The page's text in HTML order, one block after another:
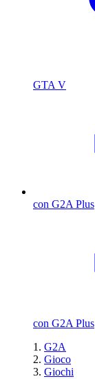
GTA V
con G2A Plus
con G2A Plus
G2A
Gioco
Giochi